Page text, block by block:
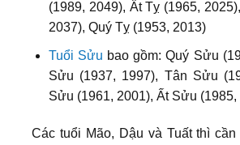
(1989, 2049), Ất Tỵ (1965,
2037), Quý Tỵ (1953, 2013)
Tuổi Sửu bao gồm: Quý Sửu
Sửu (1937, 1997), Tân Sửu
Sửu (1961, 2001), Ất Sửu (1985,
Các tuổi Mão, Dậu và Tuất thì